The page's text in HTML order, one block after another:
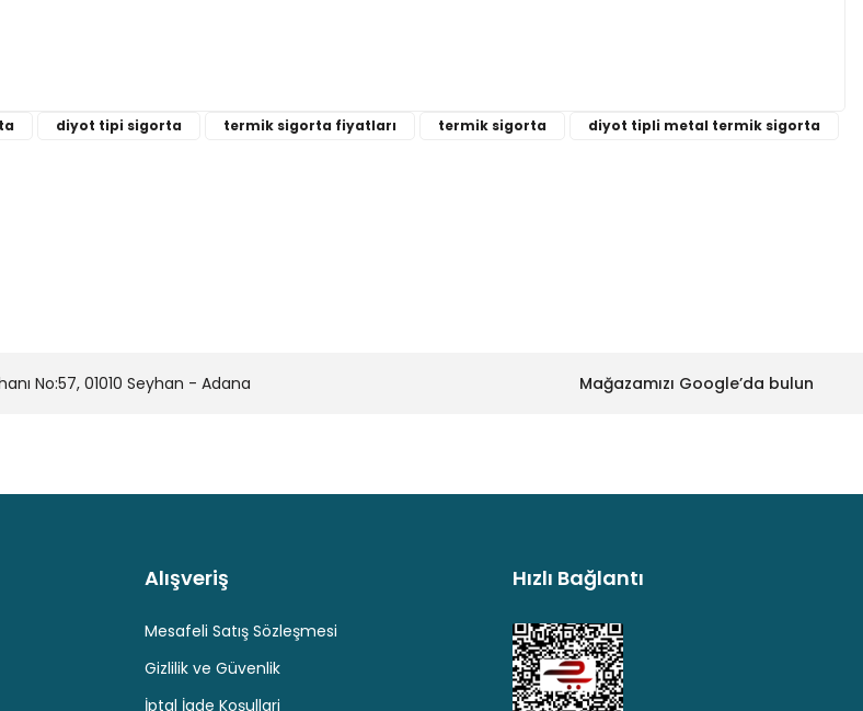
36,35 TL
yetersiz gördüğünüz noktaları öneri formunu kullanarak tarafımıza iletebilirsiniz.
diyot tipi sigorta termik sigorta fiyatları termik sigorta
diyot tipli metal termik sigorta
No:57, 01010 Seyhan - Adana Mağazamızı Google’da bulun
Hediyeli Ürün Seçenekleri
Alışveriş
Mesafeli Satış Sözleşmesi
Gizlilik ve Güvenlik
İptal İade Koşullari
Hızlı Bağlantı